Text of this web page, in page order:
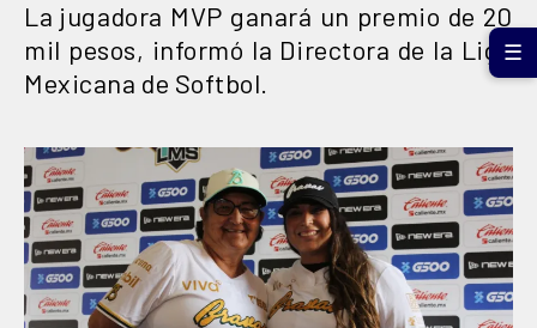
La jugadora MVP ganará un premio de 20
mil pesos, informó la Directora de la Liga
Mexicana de Softbol.
☰